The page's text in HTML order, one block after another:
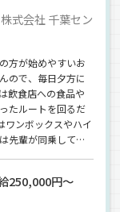
式会社 千葉セン
方が始めやすいお
ので、毎日夕方に
飲食店への食品や
たルートを回るだ
ワンボックスやハイ
先輩が同乗して一
トを大切にしなが
手当、退職金制
250,000円～